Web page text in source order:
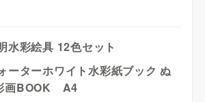
水彩絵具 12色セット
ーターホワイト水彩紙ブック ぬ
画BOOK A4